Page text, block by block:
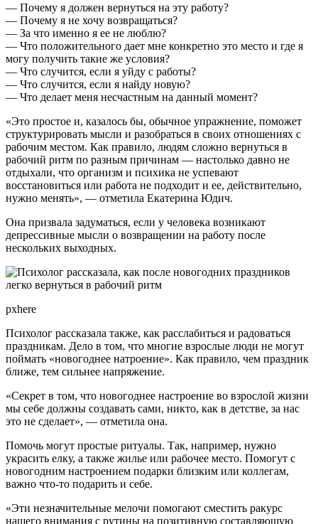
— Почему я должен вернуться на эту работу?
— Почему я не хочу возвращаться?
— За что именно я ее не люблю?
— Что положительного дает мне конкретно это место и где я
могу получить такие же условия?
— Что случится, если я уйду с работы?
— Что случится, если я найду новую?
— Что делает меня несчастным на данный момент?
«Это простое и, казалось бы, обычное упражнение, поможет
структурировать мысли и разобраться в своих отношениях с
рабочим местом. Как правило, людям сложно вернуться в
рабочий ритм по разным причинам — настолько давно не
отдыхали, что организм и психика не успевают
восстановиться или работа не подходит и ее, действительно,
нужно менять», — отметила Екатерина Юдич.
Она призвала задуматься, если у человека возникают
депрессивные мысли о возвращении на работу после
нескольких выходных.
pxhere
Психолог рассказала также, как расслабиться и радоваться
праздникам. Дело в том, что многие взрослые люди не могут
поймать «новогоднее натроение». Как правило, чем праздник
ближе, тем сильнее напряжение.
«Секрет в том, что новогоднее настроение во взрослой жизни
мы себе должны создавать сами, никто, как в детстве, за нас
это не сделает», — отметила она.
Помочь могут простые ритуалы. Так, например, нужно
украсить елку, а также жилье или рабочее место. Помогут с
новогодним настроением подарки близким или коллегам,
важно что-то подарить и себе.
«Эти незначительные мелочи помогают сместить ракурс
нашего внимания с рутины на позитивную составляющую